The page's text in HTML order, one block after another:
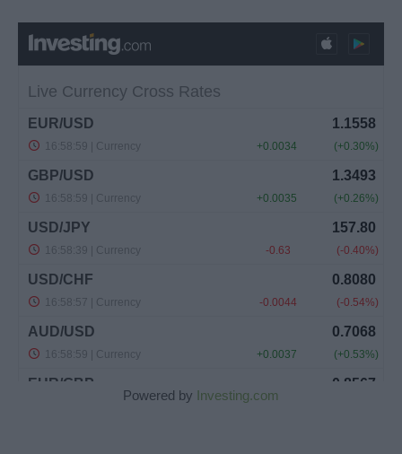
Powered by Investing.com